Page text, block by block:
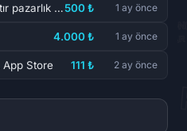
Oyunu bırakıyorum satılıktır pazarlık imandan...500 ₺ 1 ay önce
4.000 ₺ 1 ay önce
App Store 111 ₺ 2 ay önce